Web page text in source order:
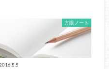
方眼ノート